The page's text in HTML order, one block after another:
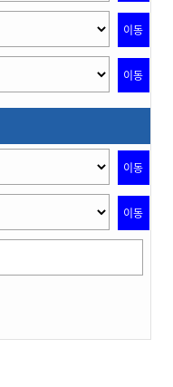
이동
이동
이동
이동